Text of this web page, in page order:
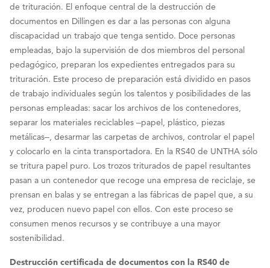
de trituración. El enfoque central de la destrucción de
documentos en Dillingen es dar a las personas con alguna
discapacidad un trabajo que tenga sentido. Doce personas
empleadas, bajo la supervisión de dos miembros del personal
pedagógico, preparan los expedientes entregados para su
trituración. Este proceso de preparación está dividido en pasos
de trabajo individuales según los talentos y posibilidades de las
personas empleadas: sacar los archivos de los contenedores,
separar los materiales reciclables ‒papel, plástico, piezas
metálicas‒, desarmar las carpetas de archivos, controlar el papel
y colocarlo en la cinta transportadora. En la RS40 de UNTHA sólo
se tritura papel puro. Los trozos triturados de papel resultantes
pasan a un contenedor que recoge una empresa de reciclaje, se
prensan en balas y se entregan a las fábricas de papel que, a su
vez, producen nuevo papel con ellos. Con este proceso se
consumen menos recursos y se contribuye a una mayor
sostenibilidad.
Destrucción certificada de documentos con la RS40 de